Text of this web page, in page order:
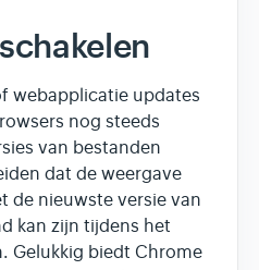
webapplicatie updates
nog steeds
van bestanden
dat de weergave
de nieuwste versie van
kan zijn tijdens het
Gelukkig biedt Chrome